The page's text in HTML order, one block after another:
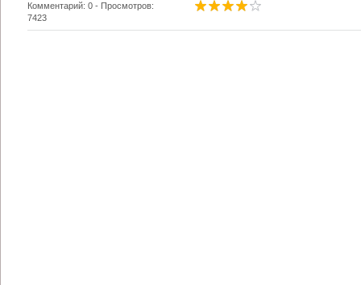
Комментарий: 0 - Просмотров:
7423